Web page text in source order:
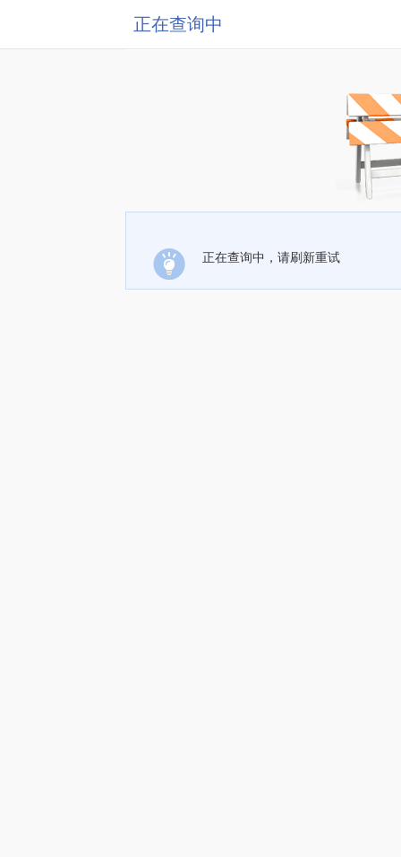
正在查询中
正在查询中，请刷新重试